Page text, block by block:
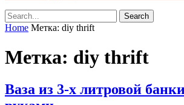
Search
for:
Search
Home Метка: diy thrift
Метка: diy thrift
Ваза из 3-х литровой